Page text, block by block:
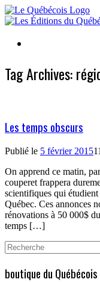
Skip
to
Tag Archives:
Les temps obscurs
Publié le 5 février 2015
On apprend ce matin,
couperet frappera
scientifiques qui
Québec. Ces annonces
rénovations à 50 000$
temps […]
Search
for:
boutique du Québécois